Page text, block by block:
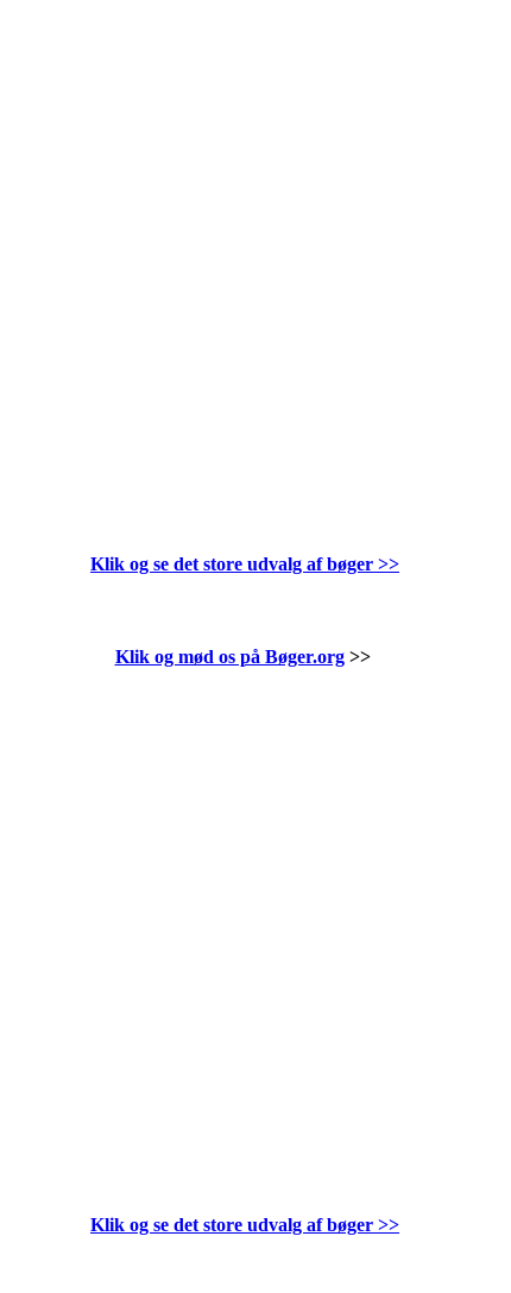
Klik og se det store udvalg af bøger >>
Klik og mød os på Bøger.org>>
Klik og se det store udvalg af bøger >>